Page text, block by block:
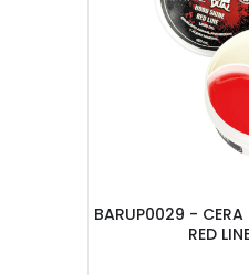
BARUP0029 - CERA
RED